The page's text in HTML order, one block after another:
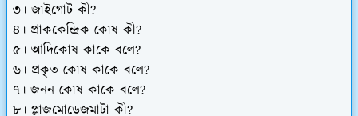
৩। জাইগোট কী?
৪। প্রাককেন্দ্রিক কোষ কী?
৫। আদিকোষ কাকে বলে?
৬। প্রকৃত কোষ কাকে বলে?
৭। জনন কোষ কাকে বলে?
৮। প্লাজমোডেজমাটা কী?